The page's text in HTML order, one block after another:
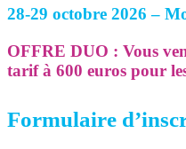
28-29 octobre 2026 –
OFFRE DUO : Vous
tarif à 600 euros pour
Formulaire